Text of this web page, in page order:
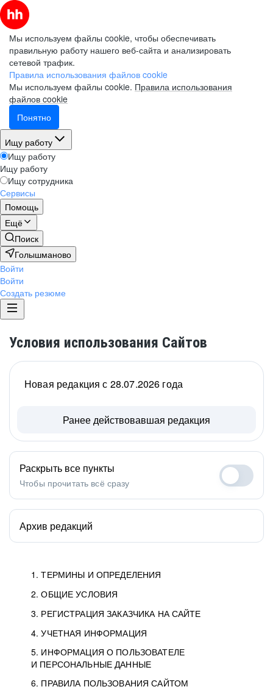
Мы используем файлы cookie, чтобы обеспечивать
правильную работу нашего веб-сайта и анализировать
сетевой трафик.
Правила использования файлов cookie
Мы используем файлы cookie. Правила использования
файлов cookie
Понятно
Ищу работу
Ищу работу
Ищу работу
Ищу сотрудника
Сервисы
Помощь
Ещё
Поиск
Голышманово
Войти
Войти
Создать резюме
Условия использования Сайтов
1. ТЕРМИНЫ И ОПРЕДЕЛЕНИЯ
2. ОБЩИЕ УСЛОВИЯ
3. РЕГИСТРАЦИЯ ЗАКАЗЧИКА НА САЙТЕ
4. УЧЕТНАЯ ИНФОРМАЦИЯ
5. ИНФОРМАЦИЯ О ПОЛЬЗОВАТЕЛЕ
И ПЕРСОНАЛЬНЫЕ ДАННЫЕ
6. ПРАВИЛА ПОЛЬЗОВАНИЯ САЙТОМ
Новая редакция с 28.07.2026 года
Ранее действовавшая редакция
Раскрыть все пункты
Чтобы прочитать всё сразу
Архив редакций